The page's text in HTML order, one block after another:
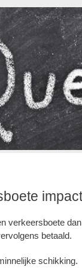
verkeersboete
betaald.
schikking.